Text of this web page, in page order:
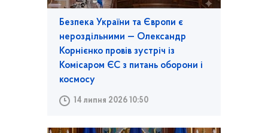
Безпека України та Європи є
нероздільними — Олександр
Корнієнко провів зустріч із
Комісаром ЄС з питань оборони і
космосу
14 липня 2026 10:50